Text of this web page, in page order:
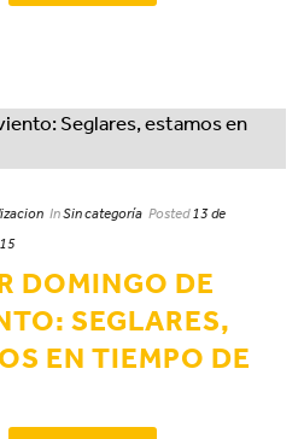
InSin categoría Posted 13 de
DOMINGO DE
SEGLARES,
EN TIEMPO DE